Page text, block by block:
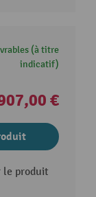
(à titre
indicatif)
€
le produit